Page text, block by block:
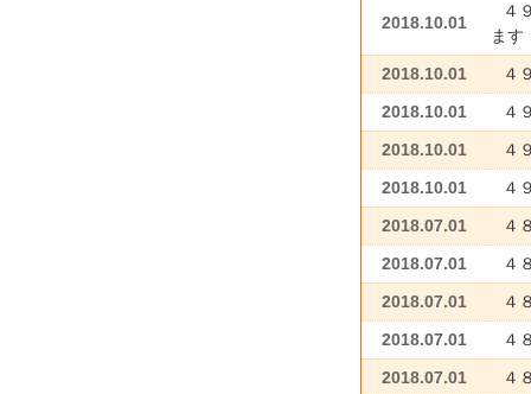
2018.10.01
４
ます
2018.10.01 ４
2018.10.01 ４
2018.10.01 ４
2018.10.01 ４
2018.07.01 ４
2018.07.01 ４
2018.07.01 ４
2018.07.01 ４
2018.07.01 ４